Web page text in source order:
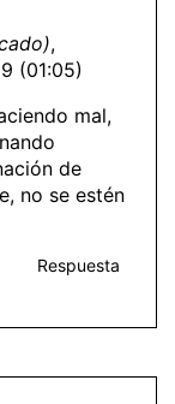
,
(01:05)
mal,
de
no se estén
Respuesta